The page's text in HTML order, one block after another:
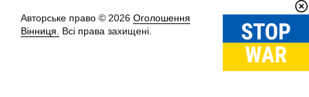
Авторське право © 2026 Оголошення
Вінниця.
Всі права захищені.
Вгору↑